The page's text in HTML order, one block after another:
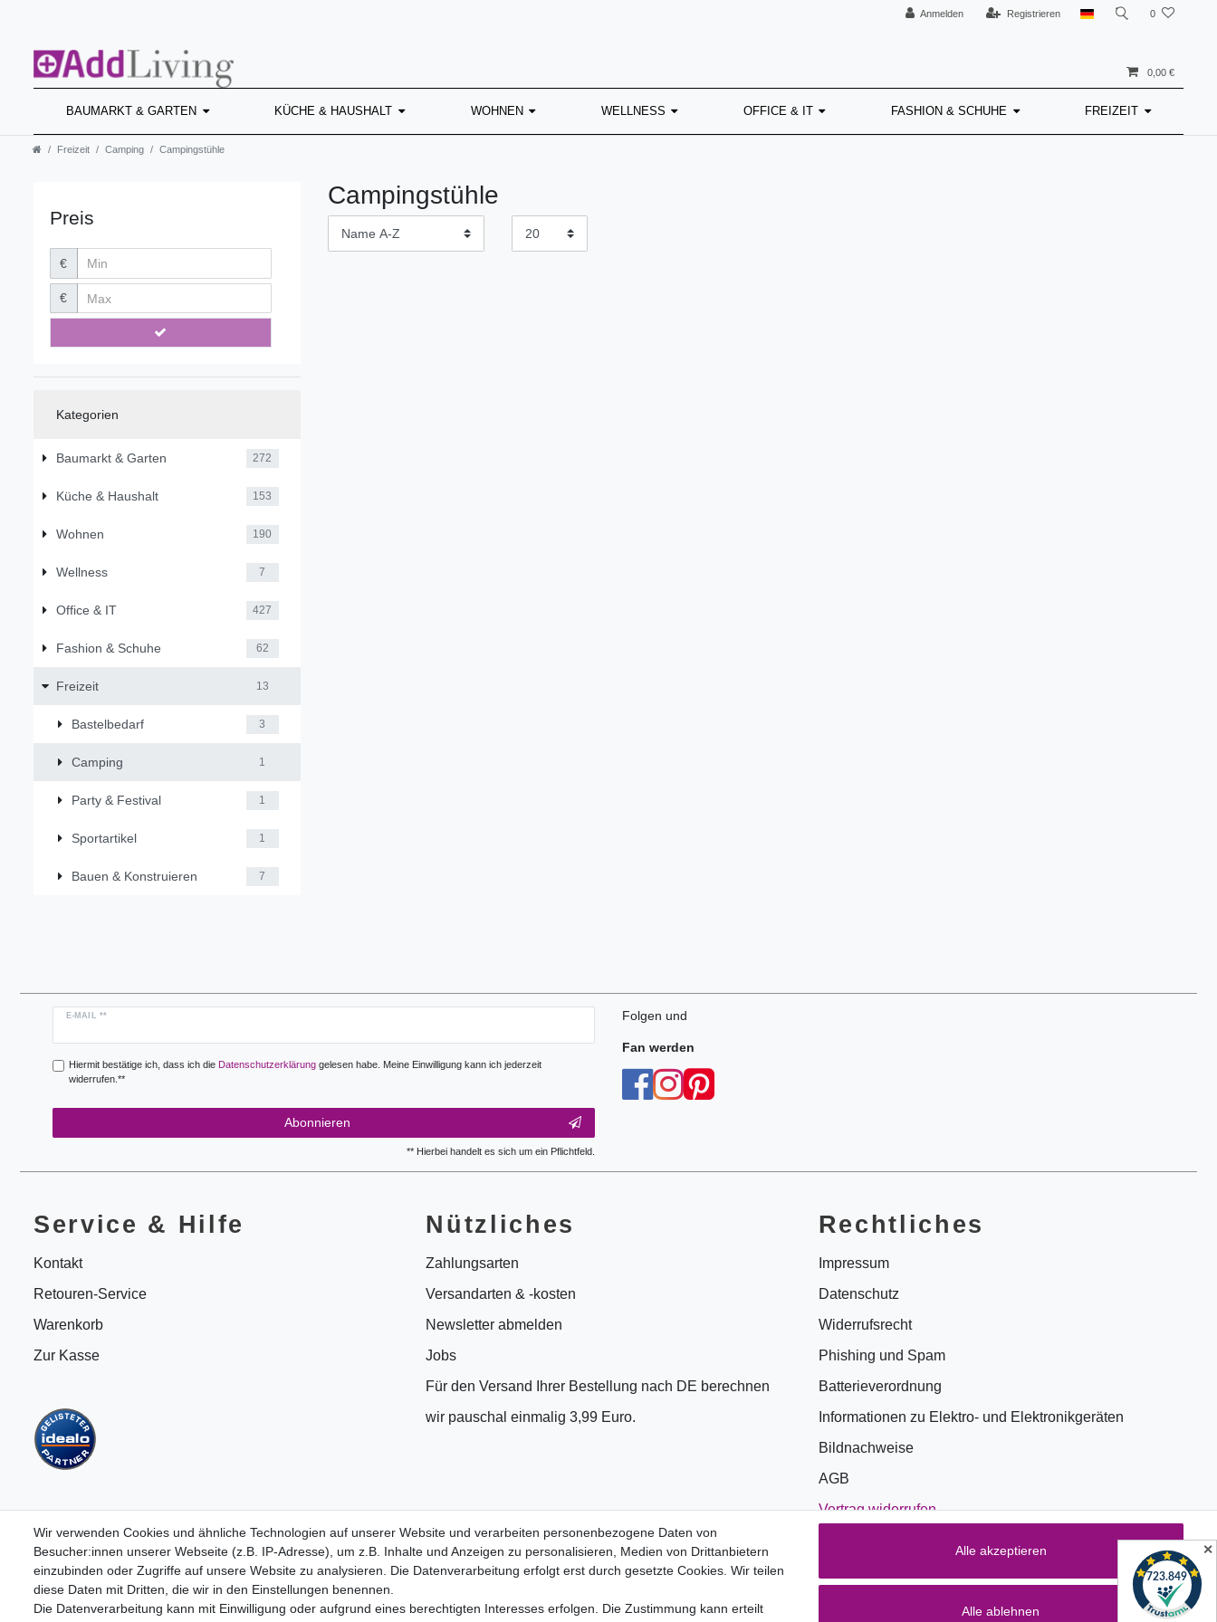
Anmelden Registrieren 0
0,00 €
BAUMARKT & GARTEN KÜCHE & HAUSHALT WOHNEN WELLNESS OFFICE & IT FASHION & SCHUHE FREIZEIT
Freizeit Camping Campingstühle
Preis
€
€
Kategorien
Baumarkt & Garten 272
Küche & Haushalt 153
Wohnen 190
Wellness 7
Office & IT 427
Fashion & Schuhe 62
Freizeit 13
Bastelbedarf 3
Camping 1
Party & Festival 1
Sportartikel 1
Bauen & Konstruieren 7
Campingstühle
Wir verwenden Cookies und ähnliche Technologien auf unserer Website und verarbeiten personenbezogene Daten von
Besucher:innen unserer Webseite (z.B. IP-Adresse), um z.B. Inhalte und Anzeigen zu personalisieren, Medien von Drittanbietern
einzubinden oder Zugriffe auf unsere Website zu analysieren. Die Datenverarbeitung erfolgt erst durch gesetzte Cookies. Wir teilen
diese Daten mit Dritten, die wir in den Einstellungen benennen.
Die Datenverarbeitung kann mit Einwilligung oder aufgrund eines berechtigten Interesses erfolgen. Die Zustimmung kann erteilt
Alle akzeptieren
Alle ablehnen
E-MAIL **
Newsletter
Hiermit bestätige ich, dass ich die Daten­schutz­erklärunggelesen habe. Meine Einwilligung kann ich jederzeit
widerrufen.**
Abonnieren
** Hierbei handelt es sich um ein Pflichtfeld.
Folgen und
Fan werden
Service & Hilfe
Kontakt
Retouren-Service
Warenkorb
Zur Kasse
Nützliches
Zahlungsarten
Versandarten & -kosten
Newsletter abmelden
Jobs
Für den Versand Ihrer Bestellung nach DE berechnen
wir pauschal einmalig 3,99 Euro.
Rechtliches
Impressum
Datenschutz
Widerrufsrecht
Phishing und Spam
Batterieverordnung
Informationen zu Elektro- und Elektronikgeräten
Bildnachweise
AGB
Vertrag widerrufen
B2BKunden PrivatKunden Zahlung & Versand
✕